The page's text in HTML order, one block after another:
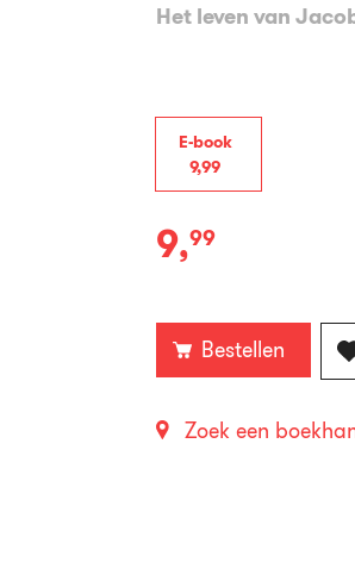
Het leven van
E-book
9,99
E-
9,99
Bestellen
Zoek een